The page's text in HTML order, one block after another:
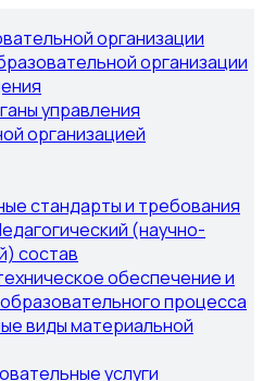
организации
организации
управления
организацией
стандарты и требования
(научно-
состав
обеспечение и
процесса
виды материальной
услуги